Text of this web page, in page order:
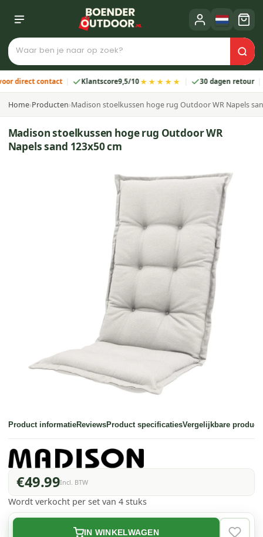
contact Klantscore9,5/10★★★★★ 30 dagen retour
Home›Producten›Madison stoelkussen hoge rug Outdoor WR Napels
Madison stoelkussen hoge rug Outdoor WR
Napels sand 123x50 cm
Product informatieReviewsProduct specificatiesVergelijkbare
€49.99Incl. BTW
Wordt verkocht per set van 4 stuks
IN WINKELWAGEN